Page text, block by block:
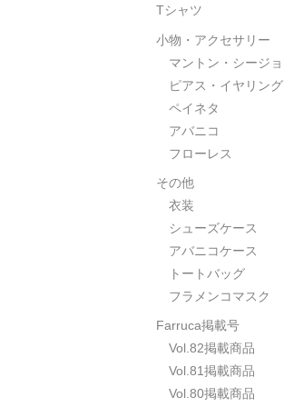
Tシャツ
小物・アクセサリー
マントン・シージョ
ピアス・イヤリング
ペイネタ
アバニコ
フローレス
その他
衣装
シューズケース
アバニコケース
トートバッグ
フラメンコマスク
Farruca掲載号
Vol.82掲載商品
Vol.81掲載商品
Vol.80掲載商品